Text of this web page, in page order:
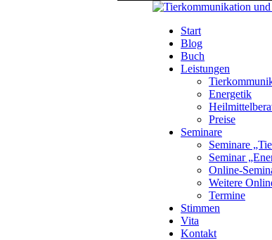
Start
Blog
Buch
Leistungen
Energetik
Preise
Seminare
Seminare
Seminar
Online-
Weitere
Termine
Stimmen
Vita
Kontakt